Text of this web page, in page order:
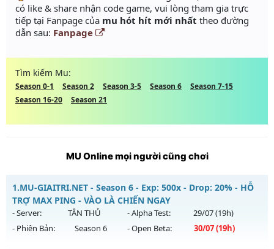
có like & share nhận code game, vui lòng tham gia trực
tiếp tại Fanpage của mu hót hít mới nhất theo đường
dẫn sau: Fanpage
Tìm kiếm Mu:
Season 0-1 Season 2 Season 3-5 Season 6
Season 7-15
Season 16-20
Season 21
MU Online mọi người cũng chơi
1.MU-GIAITRI.NET - Season 6 - Exp: 500x - Drop: 20% - HỖ
TRỢ MAX PING - VÀO LÀ CHIẾN NGAY
- Server: TÂN THỦ - Alpha Test: 29/07(19h)
- Phiên Bản:
Season 6 - Open Beta: 30/07(19h)